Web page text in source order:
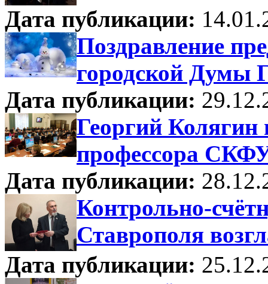
Дата публикации:
Поздравление
городской Думы
Дата публикации:
Георгий Колягин
профессора
Дата публикации:
Контрольно-
Ставрополя
Дата публикации: